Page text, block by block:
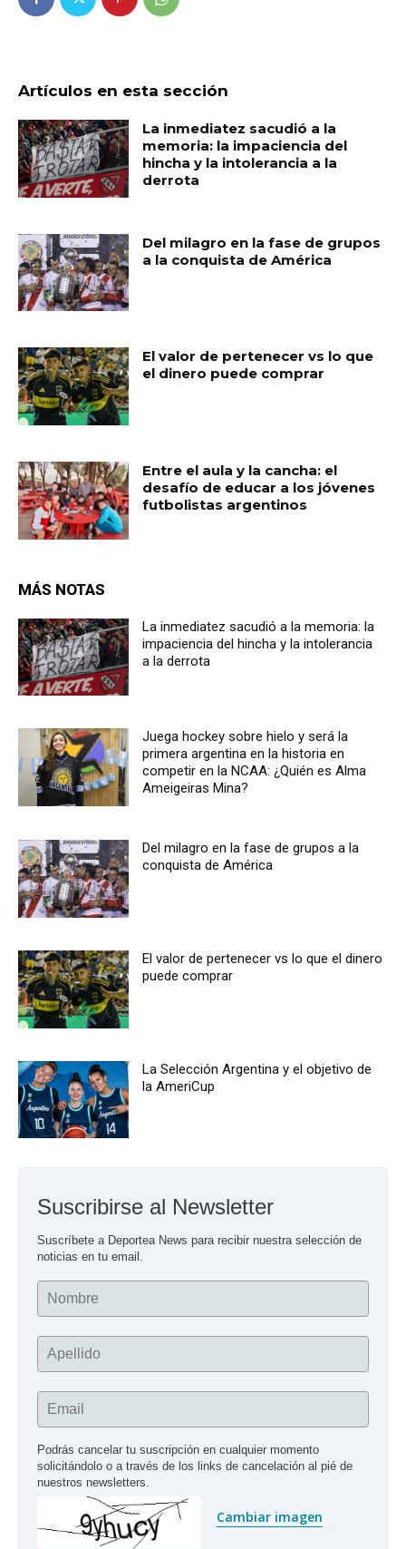
Artículos en esta sección
La inmediatez sacudió a la
memoria: la impaciencia del
hincha y la intolerancia a la
derrota
Del milagro en la fase de grupos
a la conquista de América
El valor de pertenecer vs lo que
el dinero puede comprar
Entre el aula y la cancha: el
desafío de educar a los jóvenes
futbolistas argentinos
MÁS NOTAS
La inmediatez sacudió a la memoria: la
impaciencia del hincha y la intolerancia
a la derrota
Juega hockey sobre hielo y será la
primera argentina en la historia en
competir en la NCAA: ¿Quién es Alma
Ameigeiras Mina?
Del milagro en la fase de grupos a la
conquista de América
El valor de pertenecer vs lo que el dinero
puede comprar
La Selección Argentina y el objetivo de
la AmeriCup
Suscribirse al Newsletter
Suscríbete a Deportea News para recibir nuestra selección de
noticias en tu email.
Nombre
Apellido
Email
Podrás cancelar tu suscripción en cualquier momento
solicitándolo o a través de los links de cancelación al pié de
nuestros newsletters.
Cambiar imagen